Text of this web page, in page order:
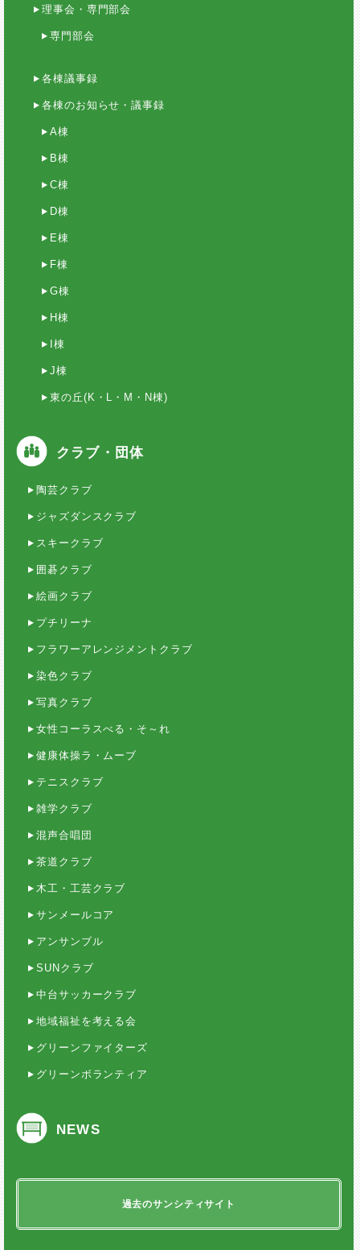
理事会・専門部会
専門部会
各棟議事録
各棟のお知らせ・議事録
A棟
B棟
C棟
D棟
E棟
F棟
G棟
H棟
I棟
J棟
東の丘(K・L・M・N棟)
クラブ・団体
陶芸クラブ
ジャズダンスクラブ
スキークラブ
囲碁クラブ
絵画クラブ
プチリーナ
フラワーアレンジメントクラブ
染色クラブ
写真クラブ
女性コーラスべる・そ～れ
健康体操ラ・ムーブ
テニスクラブ
雑学クラブ
混声合唱団
茶道クラブ
木工・工芸クラブ
サンメールコア
アンサンブル
SUNクラブ
中台サッカークラブ
地域福祉を考える会
グリーンファイターズ
グリーンボランティア
NEWS
過去のサンシティサイト